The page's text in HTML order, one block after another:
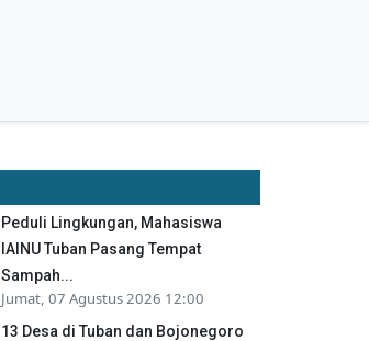
Peduli Lingkungan, Mahasiswa
IAINU Tuban Pasang Tempat
Sampah...
Jumat, 07 Agustus 2026 12:00
13 Desa di Tuban dan Bojonegoro